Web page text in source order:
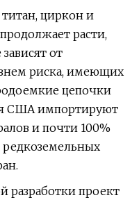
циркон и
расти,
от
риска, имеющих
цепочки
США импортируют
и почти 100%
разработки проект